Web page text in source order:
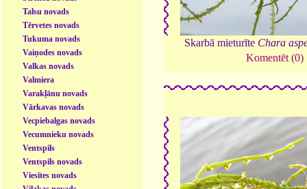
Talsu novads
Tērvetes novads
Tukuma novads
Vaiņodes novads
Valkas novads
Valmiera
Varakļānu novads
Vārkavas novads
Vecpiebalgas novads
Vecumnieku novads
Ventspils
Ventspils novads
Viesītes novads
Skarbā mieturīte Chara
Komentēt (0)